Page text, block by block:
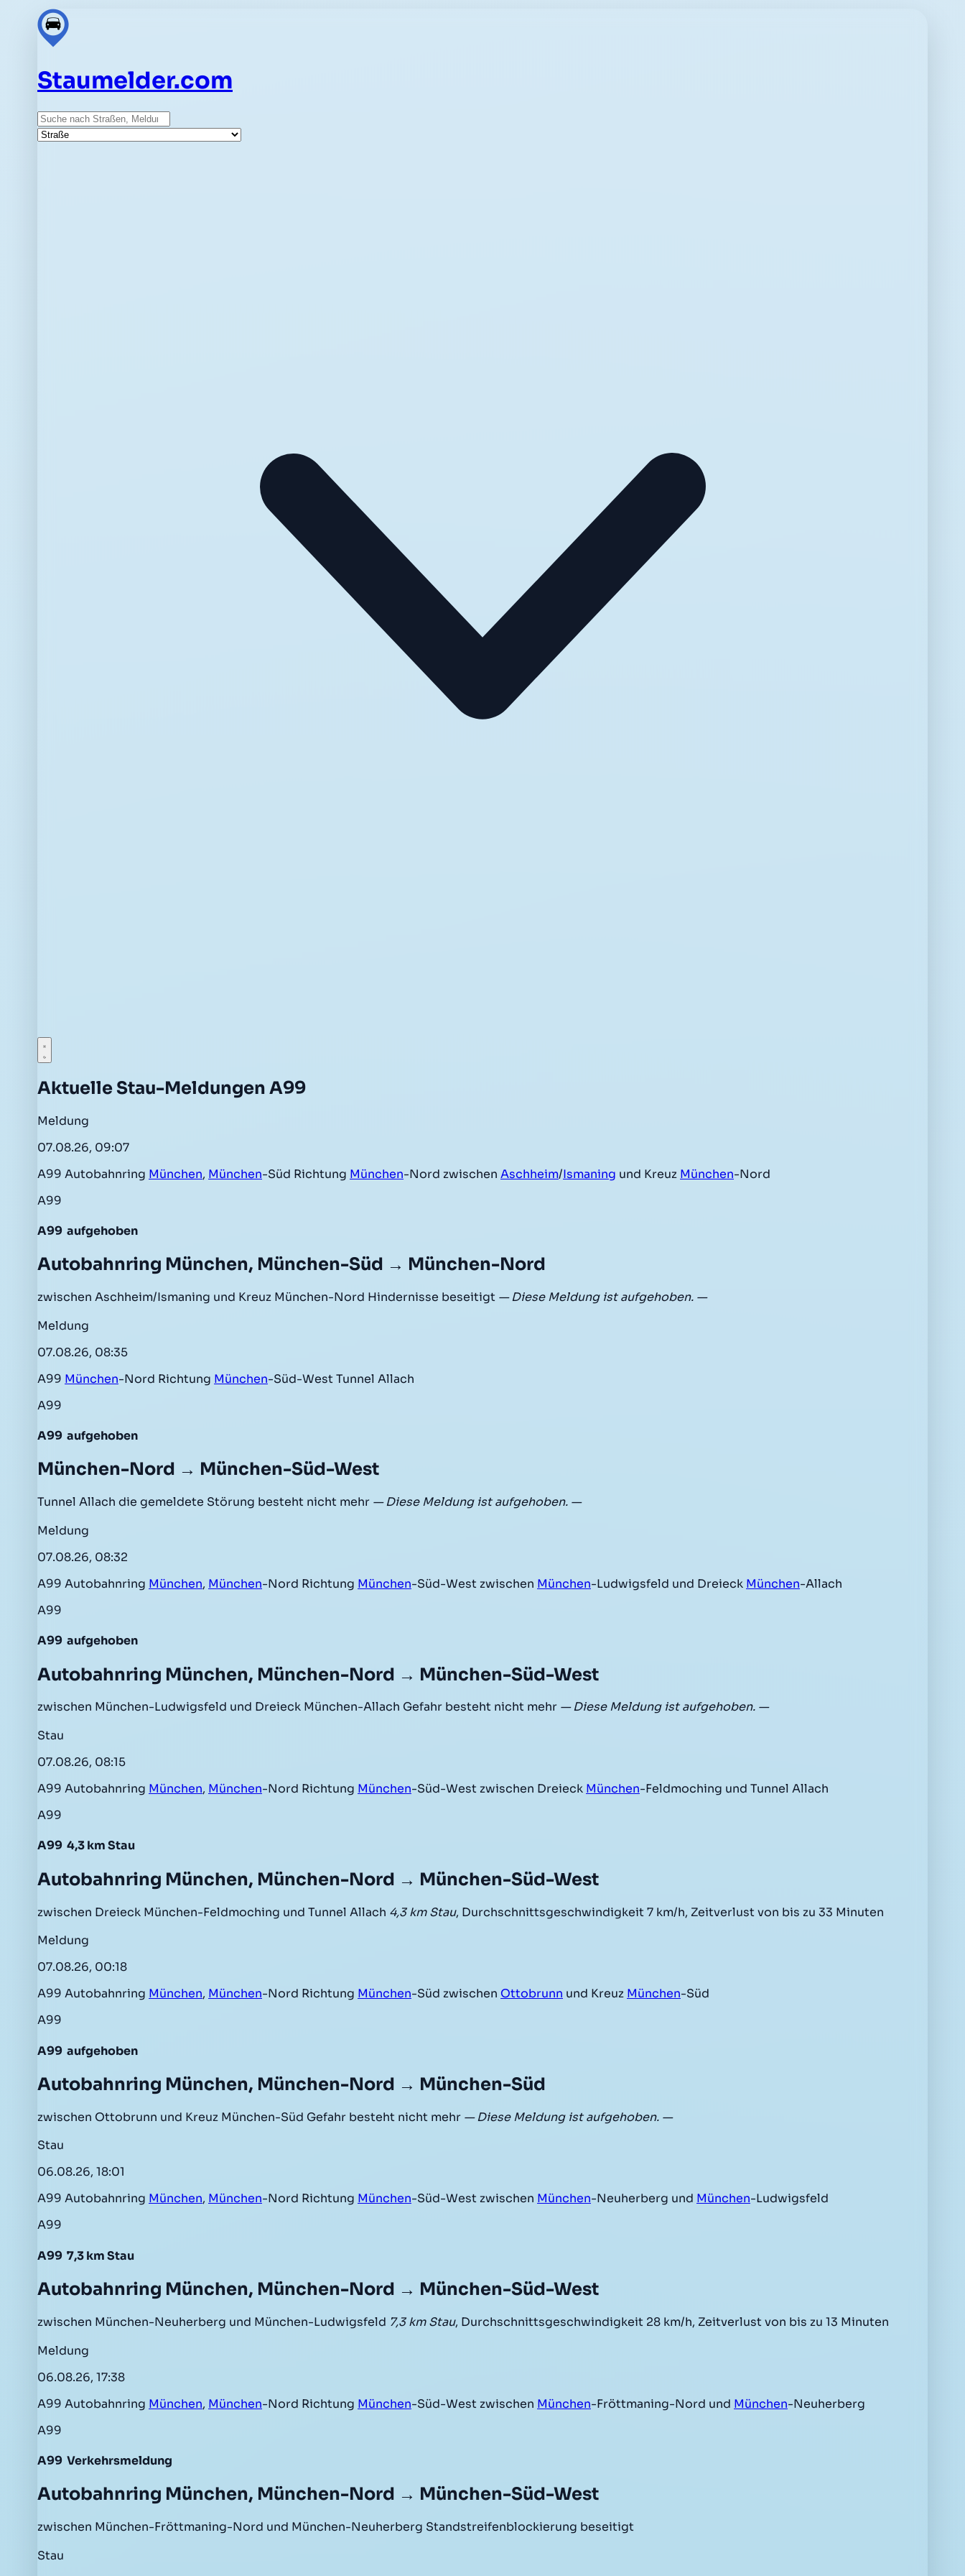
Staumelder.com
Suche
Straße
Aktuelle Stau-Meldungen A99
Meldung
07.08.26, 09:07
A99 Autobahnring München, München-Süd Richtung München-Nord zwischen Aschheim/Ismaning und Kreuz München-Nord
A99
A99 aufgehoben
Autobahnring München, München-Süd → München-Nord
zwischen Aschheim/Ismaning und Kreuz München-Nord Hindernisse beseitigt — Diese Meldung ist aufgehoben. —
Meldung
07.08.26, 08:35
A99 München-Nord Richtung München-Süd-West Tunnel Allach
A99
A99 aufgehoben
München-Nord → München-Süd-West
Tunnel Allach die gemeldete Störung besteht nicht mehr — Diese Meldung ist aufgehoben. —
Meldung
07.08.26, 08:32
A99 Autobahnring München, München-Nord Richtung München-Süd-West zwischen München-Ludwigsfeld und Dreieck München-Allach
A99
A99 aufgehoben
Autobahnring München, München-Nord → München-Süd-West
zwischen München-Ludwigsfeld und Dreieck München-Allach Gefahr besteht nicht mehr — Diese Meldung ist aufgehoben. —
Stau
07.08.26, 08:15
A99 Autobahnring München, München-Nord Richtung München-Süd-West zwischen Dreieck München-Feldmoching und Tunnel Allach
A99
A99 4,3 km Stau
Autobahnring München, München-Nord → München-Süd-West
zwischen Dreieck München-Feldmoching und Tunnel Allach 4,3 km Stau, Durchschnittsgeschwindigkeit 7 km/h, Zeitverlust von bis zu 33 Minuten
Meldung
07.08.26, 00:18
A99 Autobahnring München, München-Nord Richtung München-Süd zwischen Ottobrunn und Kreuz München-Süd
A99
A99 aufgehoben
Autobahnring München, München-Nord → München-Süd
zwischen Ottobrunn und Kreuz München-Süd Gefahr besteht nicht mehr — Diese Meldung ist aufgehoben. —
Stau
06.08.26, 18:01
A99 Autobahnring München, München-Nord Richtung München-Süd-West zwischen München-Neuherberg und München-Ludwigsfeld
A99
A99 7,3 km Stau
Autobahnring München, München-Nord → München-Süd-West
zwischen München-Neuherberg und München-Ludwigsfeld 7,3 km Stau, Durchschnittsgeschwindigkeit 28 km/h, Zeitverlust von bis zu 13 Minuten
Meldung
06.08.26, 17:38
A99 Autobahnring München, München-Nord Richtung München-Süd-West zwischen München-Fröttmaning-Nord und München-Neuherberg
A99
A99 Verkehrsmeldung
Autobahnring München, München-Nord → München-Süd-West
zwischen München-Fröttmaning-Nord und München-Neuherberg Standstreifenblockierung beseitigt
Stau